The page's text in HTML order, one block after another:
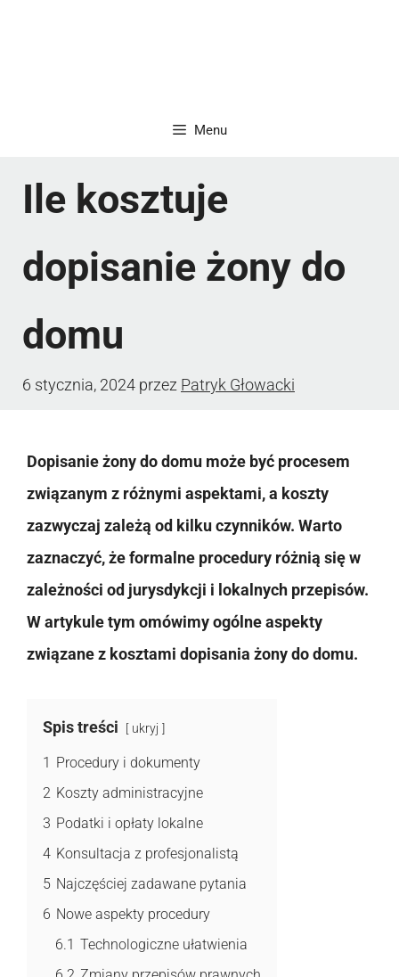
Menu
Ile kosztuje
dopisanie żony do
domu
6 stycznia, 2024 przez Patryk Głowacki
Dopisanie żony do domu może być procesem
związanym z różnymi aspektami, a koszty
zazwyczaj zależą od kilku czynników. Warto
zaznaczyć, że formalne procedury różnią się w
zależności od jurysdykcji i lokalnych przepisów.
W artykule tym omówimy ogólne aspekty
związane z kosztami dopisania żony do domu.
Spis treści ukryj
1 Procedury i dokumenty
2 Koszty administracyjne
3 Podatki i opłaty lokalne
4 Konsultacja z profesjonalistą
5 Najczęściej zadawane pytania
6 Nowe aspekty procedury
6.1 Technologiczne ułatwienia